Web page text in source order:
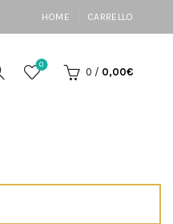
HOME CARRELLO
0
0 / 0,00€